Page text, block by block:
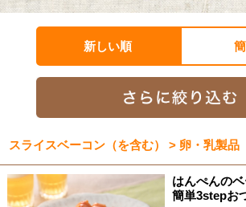
新しい順
スライスベーコン（を含む） > 卵・乳製
はんぺんの
簡単3stepお